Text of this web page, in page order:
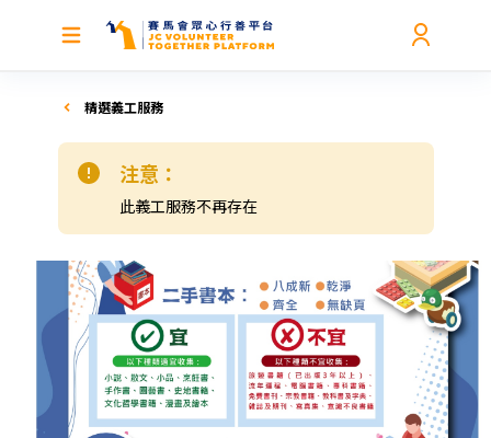
精選義工服務
注意：
此義工服務不再存在